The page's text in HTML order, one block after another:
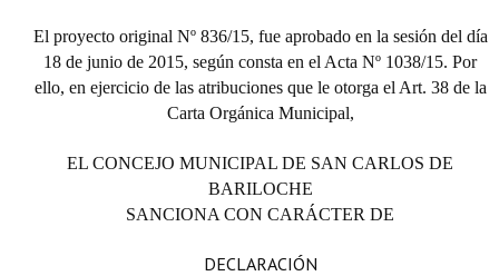
El proyecto original Nº 836/15, fue aprobado en la sesión del día
18 de junio de 2015, según consta en el Acta Nº 1038/15. Por
ello, en ejercicio de las atribuciones que le otorga el Art. 38 de la
Carta Orgánica Municipal,
EL CONCEJO MUNICIPAL DE SAN CARLOS DE
BARILOCHE
SANCIONA CON CARÁCTER DE
DECLARACIÓN